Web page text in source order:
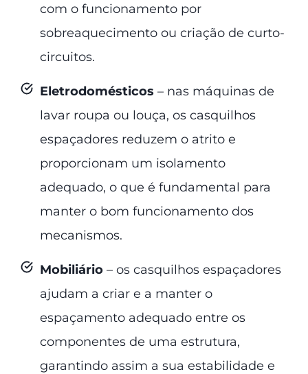
com o funcionamento por
sobreaquecimento ou criação de curto-
circuitos.
Eletrodomésticos – nas máquinas de
lavar roupa ou louça, os casquilhos
espaçadores reduzem o atrito e
proporcionam um isolamento
adequado, o que é fundamental para
manter o bom funcionamento dos
mecanismos.
Mobiliário – os casquilhos espaçadores
ajudam a criar e a manter o
espaçamento adequado entre os
componentes de uma estrutura,
garantindo assim a sua estabilidade e